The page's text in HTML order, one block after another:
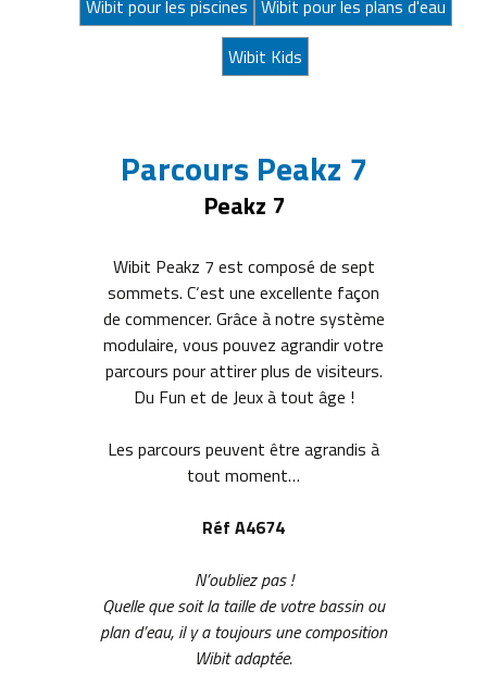
Wibit pour les piscines Wibit pour les plans d'eau
Wibit Kids
Parcours Peakz 7
Peakz 7
Wibit Peakz 7 est composé de sept
sommets. C‘est une excellente façon
de commencer. Grâce à notre système
modulaire, vous pouvez agrandir votre
parcours pour attirer plus de visiteurs.
Du Fun et de Jeux à tout âge !
Les parcours peuvent être agrandis à
tout moment…
Réf A4674
N’oubliez pas !
Quelle que soit la taille de votre bassin ou
plan d’eau, il y a toujours une composition
Wibit adaptée.